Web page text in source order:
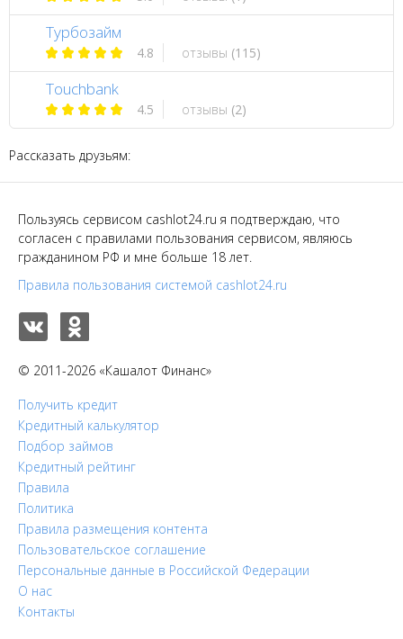
Турбозайм
4.8 отзывы (115)
Touchbank
4.5 отзывы (2)
Рассказать друзьям:
Пользуясь сервисом cashlot24.ru я подтверждаю, что
согласен с правилами пользования сервисом, являюсь
гражданином РФ и мне больше 18 лет.
Правила пользования системой cashlot24.ru
© 2011-2026 «Кашалот Финанс»
Получить кредит
Кредитный калькулятор
Подбор займов
Кредитный рейтинг
Правила
Политика
Правила размещения контента
Пользовательское соглашение
Персональные данные в Российской Федерации
О нас
Контакты